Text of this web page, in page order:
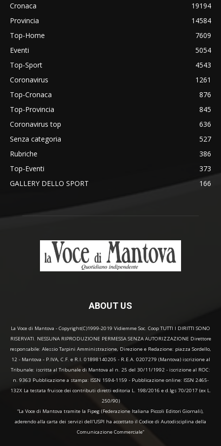
Cronaca
19194
Provincia
14584
Top-Home
7609
Eventi
5054
Top-Sport
4543
Coronavirus
1261
Top-Cronaca
876
Top-Provincia
845
Coronavirus top
636
Senza categoria
527
Rubriche
386
Top-Eventi
373
GALLERY DELLO SPORT
166
ABOUT US
La Voce di Mantova - Copyright(C)1999-2019 Vidiemme Soc. Coop TUTTI I DIRITTI SONO
RISERVATI. NESSUNA RIPRODUZIONE PERMESSA SENZA AUTORIZZAZIONE Direttore
responsabile: Alessio Tarpini Amministrazione, Direzione e Redazione: piazza Sordello,
12 - Mantova - P.IVA, C.F. e R.I. 01898140205 - R.E.A. 0207279 (Mantova) iscrizione al
Tribunale: iscritta al Tribunale di Mantova al n. 25 del 30/11/1992 - iscrizione al ROC:
n. 9363 Pubblicazione a stampa: ISSN 1594-1159 - Pubblicazione online: ISSN 2465-
132X La testata fruisce dei contributi diretti editoria L. 198/2016 e d.lgs 70/2017 (ex L.
250/90)
“La Voce di Mantova tramite la Fipeg (Federazione Italiana Piccoli Editori Giornali),
aderendo alla carta dei servizi dell'USPI ha accettato il Codice di Autodisciplina della
Comunicazione Commerciale"